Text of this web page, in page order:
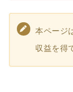
本ページ
収益を得